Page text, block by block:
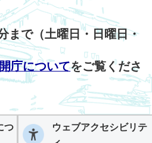
まで（土曜日・日曜日・
庁についてをご覧くださ
つ
ウェブアクセシビリテ